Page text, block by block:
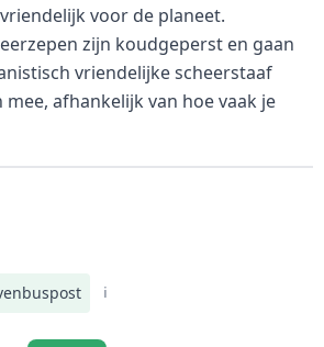
voor de planeet.
zijn koudgeperst en gaan
vriendelijke scheerstaaf
mee, afhankelijk van hoe vaak je
i